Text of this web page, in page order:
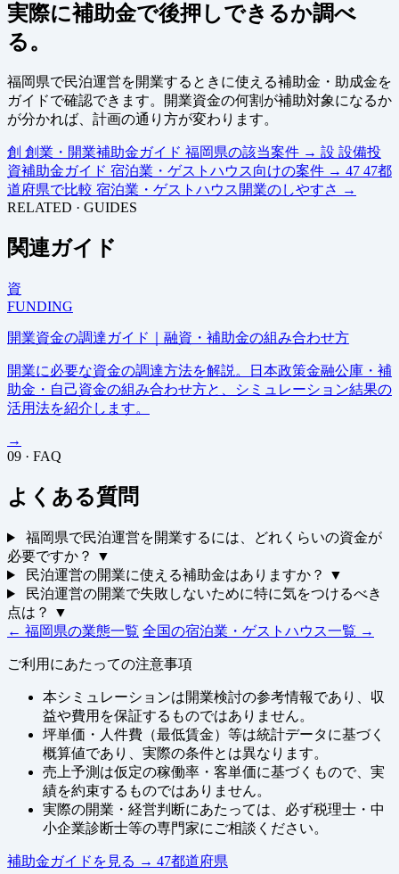
実際に補助金で後押しできるか調べ
る。
福岡県で民泊運営を開業するときに使える補助金・助成金を
ガイドで確認できます。開業資金の何割が補助対象になるか
が分かれば、計画の通り方が変わります。
創 創業・開業補助金ガイド 福岡県の該当案件 → 設 設備投
資補助金ガイド 宿泊業・ゲストハウス向けの案件 → 47 47都
道府県で比較 宿泊業・ゲストハウス開業のしやすさ →
RELATED · GUIDES
関連ガイド
資
FUNDING
開業資金の調達ガイド｜融資・補助金の組み合わせ方
開業に必要な資金の調達方法を解説。日本政策金融公庫・補
助金・自己資金の組み合わせ方と、シミュレーション結果の
活用法を紹介します。
→
09 · FAQ
よくある質問
福岡県で民泊運営を開業するには、どれくらいの資金が
必要ですか？
▼
民泊運営の開業に使える補助金はありますか？
▼
民泊運営の開業で失敗しないために特に気をつけるべき
点は？
▼
← 福岡県の業態一覧 全国の宿泊業・ゲストハウス一覧 →
ご利用にあたっての注意事項
本シミュレーションは開業検討の参考情報であり、収
益や費用を保証するものではありません。
坪単価・人件費（最低賃金）等は統計データに基づく
概算値であり、実際の条件とは異なります。
売上予測は仮定の稼働率・客単価に基づくもので、実
績を約束するものではありません。
実際の開業・経営判断にあたっては、必ず税理士・中
小企業診断士等の専門家にご相談ください。
補助金ガイドを見る → 47都道府県